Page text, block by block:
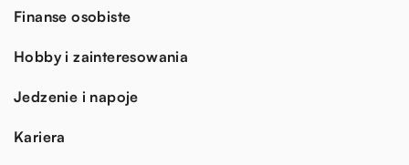
Finanse osobiste
Hobby i zainteresowania
Jedzenie i napoje
Kariera